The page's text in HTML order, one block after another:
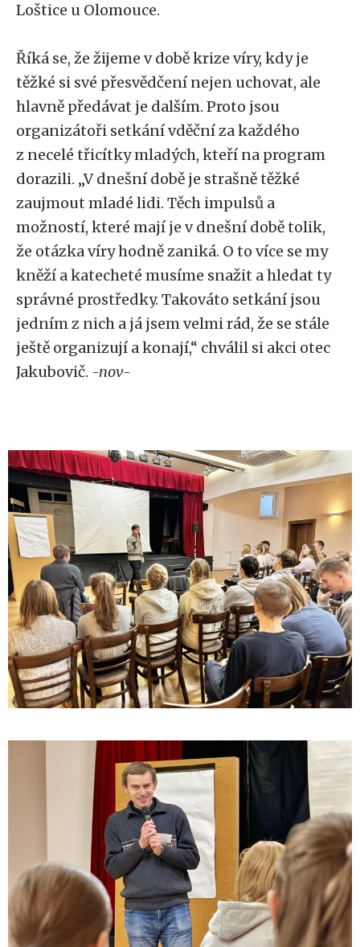
Loštice u Olomouce.
Říká se, že žijeme v době krize víry, kdy je
těžké si své přesvědčení nejen uchovat, ale
hlavně předávat je dalším. Proto jsou
organizátoři setkání vděční za každého
z necelé třicítky mladých, kteří na program
dorazili. „V dnešní době je strašně těžké
zaujmout mladé lidi. Těch impulsů a
možností, které mají je v dnešní době tolik,
že otázka víry hodně zaniká. O to více se my
kněží a katecheté musíme snažit a hledat ty
správné prostředky. Takováto setkání jsou
jedním z nich a já jsem velmi rád, že se stále
ještě organizují a konají,“ chválil si akci otec
Jakubovič. -nov-